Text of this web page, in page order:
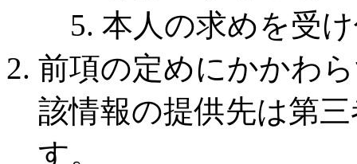
本人の求めを受
前項の定めにかかわ
該情報の提供先は第
す。